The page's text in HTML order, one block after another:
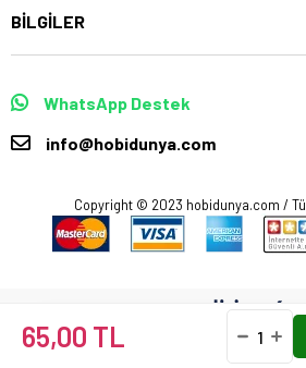
65,00 TL
BİLGİLER
WhatsApp Destek
info@hobidunya.com
Copyright © 2023 hobidunya.com /
Anasayfa